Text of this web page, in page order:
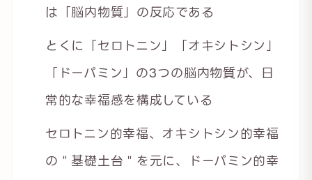
は「脳内物質」の反応である
とくに「セロトニン」「オキシトシン」
「ドーパミン」の3つの脳内物質が、日
常的な幸福感を構成している
セロトニン的幸福、オキシトシン的幸福
の＂基礎土台＂を元に、ドーパミン的幸